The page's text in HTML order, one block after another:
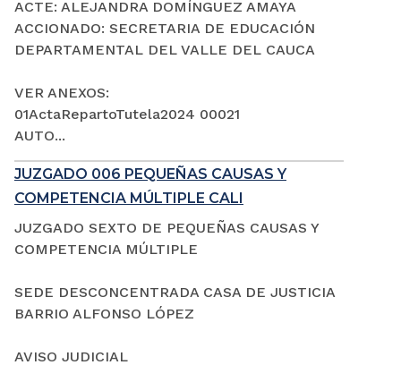
ACTE: ALEJANDRA DOMÍNGUEZ AMAYA
ACCIONADO: SECRETARIA DE EDUCACIÓN
DEPARTAMENTAL DEL VALLE DEL CAUCA
VER ANEXOS:
01ActaRepartoTutela2024 00021
AUTO...
JUZGADO 006 PEQUEÑAS CAUSAS Y
COMPETENCIA MÚLTIPLE CALI
JUZGADO SEXTO DE PEQUEÑAS CAUSAS Y
COMPETENCIA MÚLTIPLE
SEDE DESCONCENTRADA CASA DE JUSTICIA
BARRIO ALFONSO LÓPEZ
AVISO JUDICIAL